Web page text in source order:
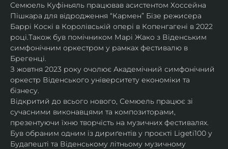
Семюель Куфіньяль працював асистентом Хоссейна
Пішкара для відродження “Кармен” Бізе режисера
Баррі Коскі в Королівській опері в Копенгагені в 2022
році.Також був помічником Марі Жако з Віденським
симфонічним оркестром у рамках фестивалю в
Брегенці.
З жовтня 2023 року очолює Академічний симфонічний
оркестр Віденського університету економіки та
бізнесу.
Відкритий до всього нового, Семюель працює зі
сучасними виконавцями та композиторами,
презентуючи їхню творчість на музичних фестивалях.
Був обраним одним із дириґентів у проєкті Ligeti100 у
Будапешті та Віденському літньому музичному